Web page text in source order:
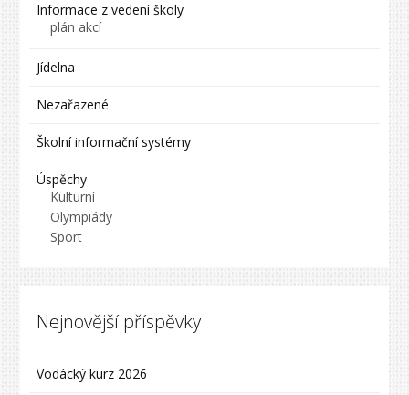
Informace z vedení školy
plán akcí
Jídelna
Nezařazené
Školní informační systémy
Úspěchy
Kulturní
Olympiády
Sport
Nejnovější příspěvky
Vodácký kurz 2026